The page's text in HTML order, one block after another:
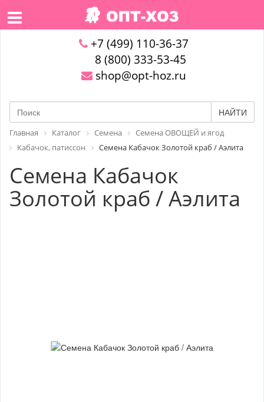
+7 (499) 110-36-37
8 (800) 333-53-45
shop@opt-hoz.ru
НАЙТИ
Главная Каталог Семена
Семена ОВОЩЕЙ и ягод
Кабачок, патиссон
Семена Кабачок Золотой краб / Аэлита
Семена Кабачок
Золотой краб / Аэлита